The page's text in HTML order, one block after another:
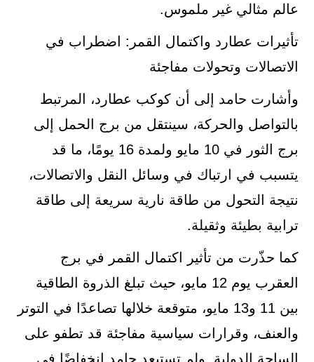
عالم مثالي غير ملموس.
تأثيرات عطارد واكتمال القمر: اضطراب في
الاتصالات وتحولات مفاجئة
وأشارت حامد إلى أن كوكب عطارد، المرتبط
بالتواصل والحركة، سينتقل من برج الحمل إلى
برج الثور في 10 مايو ولمدة 16 يومًا، ما قد
يتسبب في ارتباك في وسائل النقل والاتصالات،
نتيجة التحول من طاقة نارية سريعة إلى طاقة
ترابية بطيئة وثقيلة.
كما حذّرت من تأثير اكتمال القمر في برج
العقرب يوم 12 مايو، حيث تبلغ الذروة الطاقية
بين 11 و13 مايو، متوقعة خلالها تصاعدًا في التوتر
والعنف، وقرارات سياسية مفاجئة قد تطفو على
الساحة الدولية. ولم تستبعد حامد انخفاضًا في